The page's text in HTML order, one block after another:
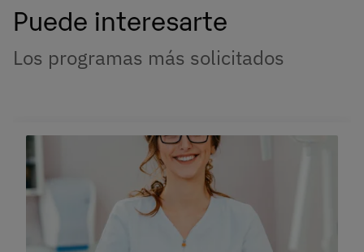
Puede interesarte
Los programas más solicitados